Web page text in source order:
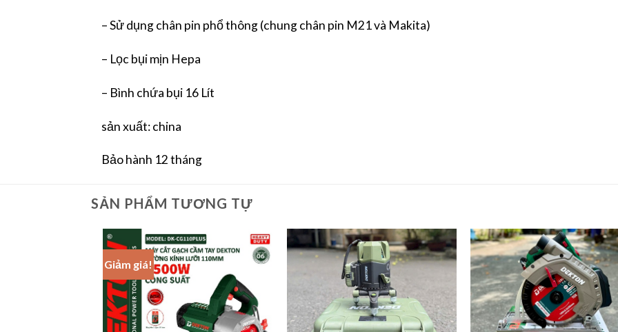
– Sử dụng chân pin phổ thông (chung chân pin M21 và Makita)
– Lọc bụi mịn Hepa
– Bình chứa bụi 16 Lít
sản xuất: china
Bảo hành 12 tháng
SẢN PHẨM TƯƠNG TỰ
Giảm giá!